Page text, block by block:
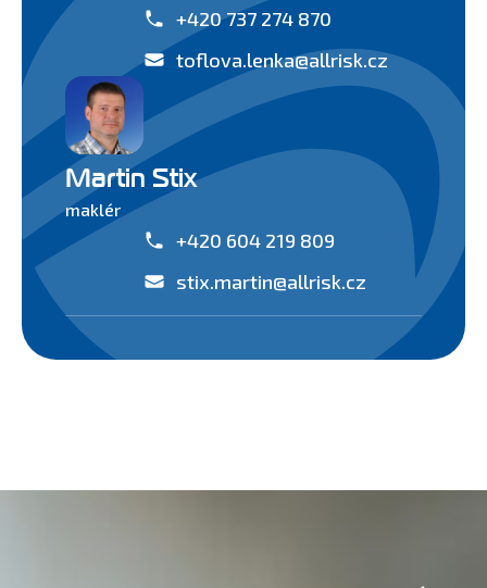
+420 737 274 870
toflova.lenka@allrisk.cz
Martin Stix
maklér
+420 604 219 809
stix.martin@allrisk.cz